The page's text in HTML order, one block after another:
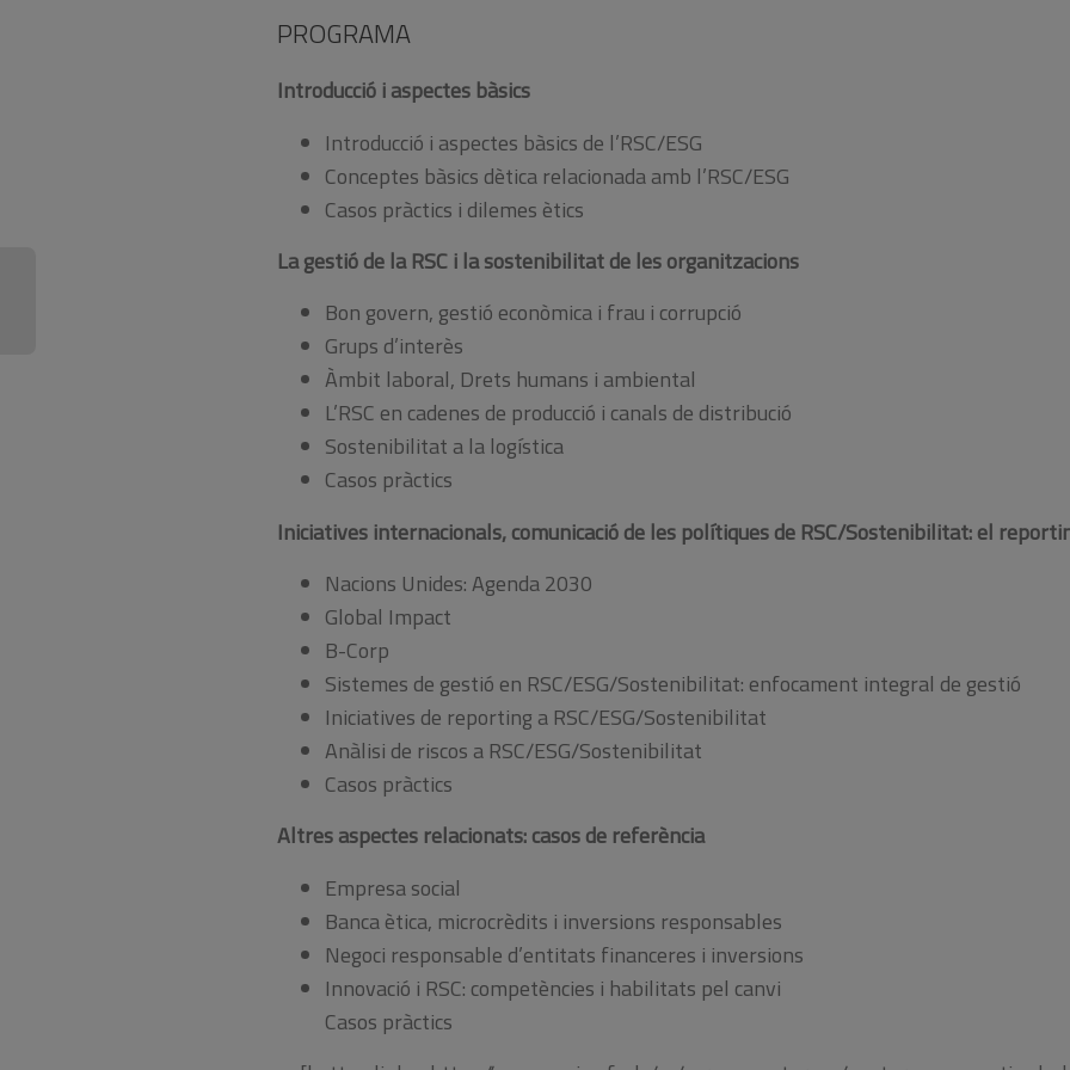
PROGRAMA
Introducció i aspectes bàsics
Introducció i aspectes bàsics de l’RSC/ESG
Conceptes bàsics dètica relacionada amb l’RSC/ESG
Casos pràctics i dilemes ètics
La gestió de la RSC i la sostenibilitat de les organitzacions
Bon govern, gestió econòmica i frau i corrupció
Grups d’interès
Àmbit laboral, Drets humans i ambiental
L’RSC en cadenes de producció i canals de distribució
Sostenibilitat a la logística
Casos pràctics
Iniciatives internacionals, comunicació de les polítiques de RSC/Sostenibilitat: el
Nacions Unides: Agenda 2030
Global Impact
B-Corp
Sistemes de gestió en RSC/ESG/Sostenibilitat: enfocament integral de gestió
Iniciatives de reporting a RSC/ESG/Sostenibilitat
Anàlisi de riscos a RSC/ESG/Sostenibilitat
Casos pràctics
Altres aspectes relacionats: casos de referència
Empresa social
Banca ètica, microcrèdits i inversions responsables
Negoci responsable d’entitats financeres i inversions
Innovació i RSC: competències i habilitats pel canvi
Casos pràctics